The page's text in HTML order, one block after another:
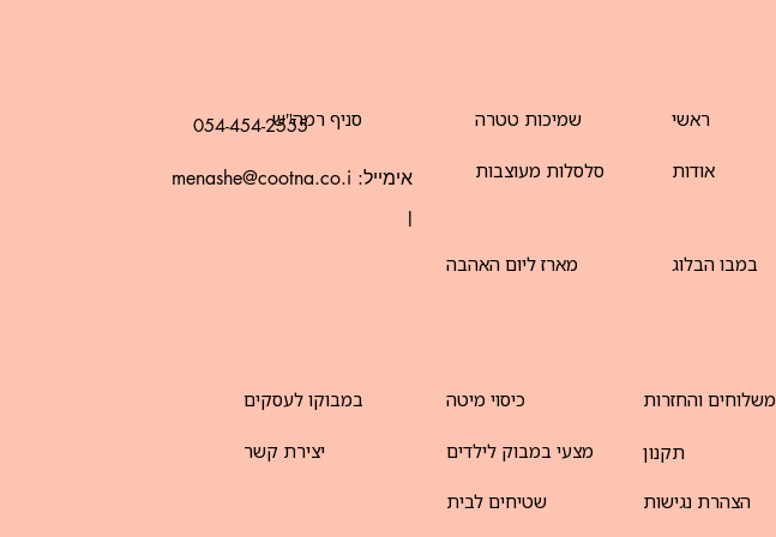
סניף רמה"ש054-454-2555
אימייל: menashe@cootna.co.i
שמיכות טטרה
סלסלות מעוצבות
מארז ליום האהבה
ראשי
אודות
במבו הבלוג
במבוקו לעסקים
יצירת קשר
כיסוי מיטה
מצעי במבוק לילדים
שטיחים לבית
משלוחים והחזרות
תקנון
הצהרת נגישות